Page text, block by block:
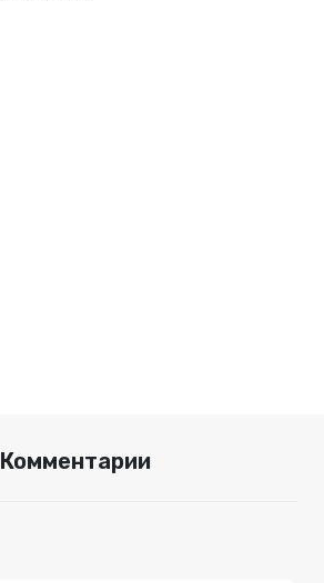
Комментарии